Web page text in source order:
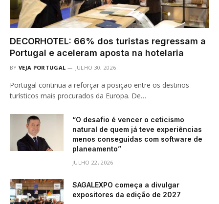
DECORHOTEL: 66% dos turistas regressam a
Portugal e aceleram aposta na hotelaria
BY VEJA PORTUGAL JULHO 30, 2026
Portugal continua a reforçar a posição entre os destinos
turísticos mais procurados da Europa. De…
“O desafio é vencer o ceticismo
natural de quem já teve experiências
menos conseguidas com software de
planeamento”
JULHO 22, 2026
SAGALEXPO começa a divulgar
expositores da edição de 2027